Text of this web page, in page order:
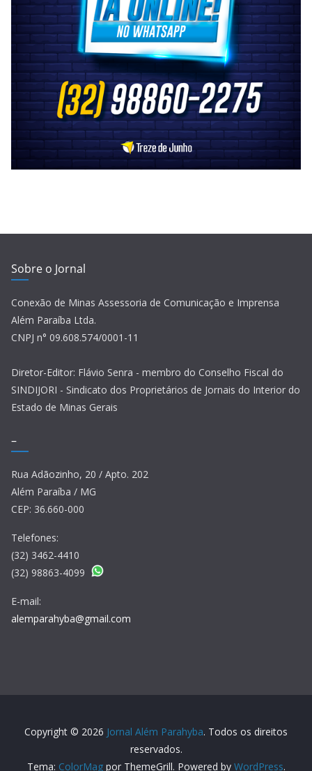
Sobre o Jornal
Conexão de Minas Assessoria de Comunicação e Imprensa
Além Paraíba Ltda.
CNPJ n° 09.608.574/0001-11
Diretor-Editor: Flávio Senra - membro do Conselho Fiscal do
SINDIJORI - Sindicato dos Proprietários de Jornais do Interior do
Estado de Minas Gerais
–
Rua Adãozinho, 20 / Apto. 202
Além Paraíba / MG
CEP: 36.660-000
Telefones:
(32) 3462-4410
(32) 98863-4099
E-mail:
alemparahyba@gmail.com
Copyright © 2026 Jornal Além Parahyba. Todos os direitos
reservados.
Tema: ColorMagpor ThemeGrill. Powered by WordPress.